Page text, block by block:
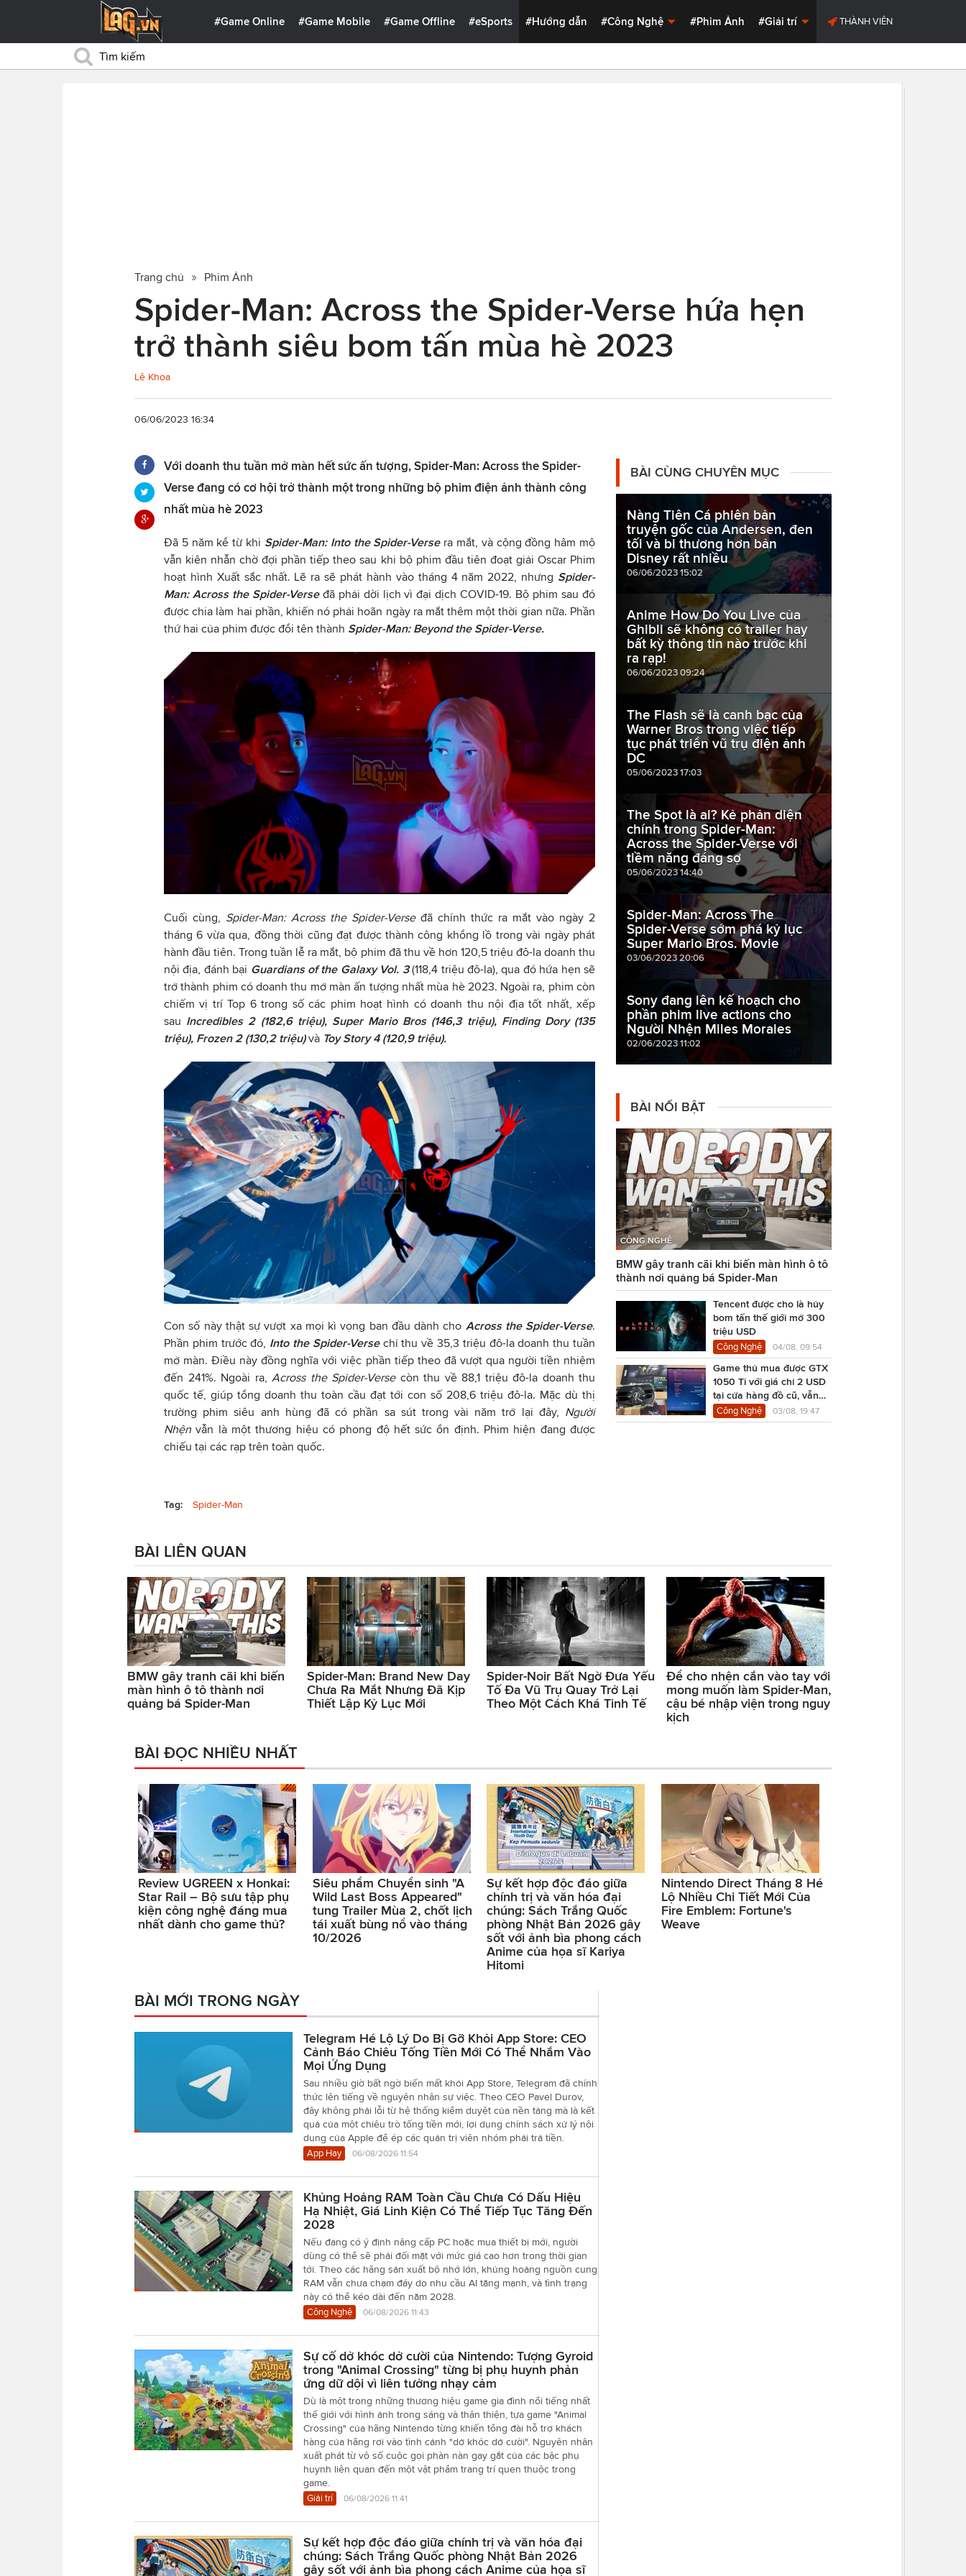
#Game Online #Game Mobile #Game Offline #eSports #Hướng dẫn #Công Nghệ #Phim Ảnh #Giải trí THÀNH VIÊN
Trang chủ Phim Ảnh
Spider-Man: Across the Spider-Verse hứa hẹn
trở thành siêu bom tấn mùa hè 2023
Lê Khoa
06/06/2023 16:34
Với doanh thu tuần mở màn hết sức ấn tượng, Spider-Man: Across the Spider-
Verse đang có cơ hội trở thành một trong những bộ phim điện ảnh thành công
nhất mùa hè 2023
Đã 5 năm kể từ khi Spider-Man: Into the Spider-Verse ra mắt, và cộng đồng hâm mộ
vẫn kiên nhẫn chờ đợi phần tiếp theo sau khi bộ phim đầu tiên đoạt giải Oscar Phim
hoạt hình Xuất sắc nhất. Lẽ ra sẽ phát hành vào tháng 4 năm 2022, nhưng Spider-
Man: Across the Spider-Verseđã phải dời lịch vì đại dịch COVID-19. Bộ phim sau đó
được chia làm hai phần, khiến nó phải hoãn ngày ra mắt thêm một thời gian nữa. Phần
thứ hai của phim được đổi tên thành Spider-Man: Beyond the Spider-Verse.
Cuối cùng, Spider-Man: Across the Spider-Verseđã chính thức ra mắt vào ngày 2
tháng 6 vừa qua, đồng thời cũng đạt được thành công khổng lồ trong vài ngày phát
hành đầu tiên. Trong tuần lễ ra mắt, bộ phim đã thu về hơn 120,5 triệu đô-la doanh thu
nội địa, đánh bại Guardians of the Galaxy Vol. 3(118,4 triệu đô-la), qua đó hứa hẹn sẽ
trở thành phim có doanh thu mở màn ấn tượng nhất mùa hè 2023. Ngoài ra, phim còn
chiếm vị trí Top 6 trong số các phim hoạt hình có doanh thu nội địa tốt nhất, xếp
sau Incredibles 2 (182,6 triệu), Super Mario Bros (146,3 triệu), Finding Dory (135
triệu), Frozen 2 (130,2 triệu)và Toy Story 4 (120,9 triệu).
Con số này thật sự vượt xa mọi kì vọng ban đầu dành cho Across the Spider-Verse.
Phần phim trước đó, Into the Spider-Versechỉ thu về 35,3 triệu đô-la doanh thu tuần
mở màn. Điều này đồng nghĩa với việc phần tiếp theo đã vượt qua người tiền nhiệm
đến 241%. Ngoài ra, Across the Spider-Verse còn thu về 88,1 triệu đô-la doanh thu
quốc tế, giúp tổng doanh thu toàn cầu đạt tới con số 208,6 triệu đô-la. Mặc dù thị
trường phim siêu anh hùng đã có phần sa sút trong vài năm trở lại đây, Người
Nhệnvẫn là một thương hiệu có phong độ hết sức ổn định. Phim hiện đang được
chiếu tại các rạp trên toàn quốc.
Tag: Spider-Man
BÀI CÙNG CHUYÊN MỤC
Nàng Tiên Cá phiên bản
truyện gốc của Andersen, đen
tối và bi thương hơn bản
Disney rất nhiều
06/06/2023 15:02
Anime How Do You Live của
Ghibli sẽ không có trailer hay
bất kỳ thông tin nào trước khi
ra rạp!
06/06/2023 09:24
The Flash sẽ là canh bạc của
Warner Bros trong việc tiếp
tục phát triển vũ trụ điện ảnh
DC
05/06/2023 17:03
The Spot là ai? Kẻ phản diện
chính trong Spider-Man:
Across the Spider-Verse với
tiềm năng đáng sợ
05/06/2023 14:40
Spider-Man: Across The
Spider-Verse sớm phá kỷ lục
Super Mario Bros. Movie
03/06/2023 20:06
Sony đang lên kế hoạch cho
phần phim live actions cho
Người Nhện Miles Morales
02/06/2023 11:02
BÀI NỔI BẬT
CÔNG NGHỆ
BMW gây tranh cãi khi biến màn hình ô tô
thành nơi quảng bá Spider-Man
Tencent được cho là hủy
bom tấn thế giới mở 300
triệu USD
Công Nghệ 04/08, 09:54
Game thủ mua được GTX
1050 Ti với giá chỉ 2 USD
tại cửa hàng đồ cũ, vẫn
chạy Cyberpunk 2077
Công Nghệ 03/08, 19:47
BÀI LIÊN QUAN
BMW gây tranh cãi khi biến
màn hình ô tô thành nơi
quảng bá Spider-Man
Spider-Man: Brand New Day
Chưa Ra Mắt Nhưng Đã Kịp
Thiết Lập Kỷ Lục Mới
Spider-Noir Bất Ngờ Đưa Yếu
Tố Đa Vũ Trụ Quay Trở Lại
Theo Một Cách Khá Tinh Tế
Để cho nhện cắn vào tay với
mong muốn làm Spider-Man,
cậu bé nhập viện trong nguy
kịch
BÀI ĐỌC NHIỀU NHẤT
Review UGREEN x Honkai:
Star Rail – Bộ sưu tập phụ
kiện công nghệ đáng mua
nhất dành cho game thủ?
Siêu phẩm Chuyển sinh "A
Wild Last Boss Appeared"
tung Trailer Mùa 2, chốt lịch
tái xuất bùng nổ vào tháng
10/2026
Sự kết hợp độc đáo giữa
chính trị và văn hóa đại
chúng: Sách Trắng Quốc
phòng Nhật Bản 2026 gây
sốt với ảnh bìa phong cách
Anime của họa sĩ Kariya
Hitomi
Nintendo Direct Tháng 8 Hé
Lộ Nhiều Chi Tiết Mới Của
Fire Emblem: Fortune's
Weave
BÀI MỚI TRONG NGÀY
Telegram Hé Lộ Lý Do Bị Gỡ Khỏi App Store: CEO
Cảnh Báo Chiêu Tống Tiền Mới Có Thể Nhắm Vào
Mọi Ứng Dụng
Sau nhiều giờ bất ngờ biến mất khỏi App Store, Telegram đã chính
thức lên tiếng về nguyên nhân sự việc. Theo CEO Pavel Durov,
đây không phải lỗi từ hệ thống kiểm duyệt của nền tảng mà là kết
quả của một chiêu trò tống tiền mới, lợi dụng chính sách xử lý nội
dung của Apple để ép các quản trị viên nhóm phải trả tiền.
App Hay
06/08/2026 11:54
Khủng Hoảng RAM Toàn Cầu Chưa Có Dấu Hiệu
Hạ Nhiệt, Giá Linh Kiện Có Thể Tiếp Tục Tăng Đến
2028
Nếu đang có ý định nâng cấp PC hoặc mua thiết bị mới, người
dùng có thể sẽ phải đối mặt với mức giá cao hơn trong thời gian
tới. Theo các hãng sản xuất bộ nhớ lớn, khủng hoảng nguồn cung
RAM vẫn chưa chạm đáy do nhu cầu AI tăng mạnh, và tình trạng
này có thể kéo dài đến năm 2028.
Công Nghệ
06/08/2026 11:43
Sự cố dở khóc dở cười của Nintendo: Tượng Gyroid
trong "Animal Crossing" từng bị phụ huynh phản
ứng dữ dội vì liên tưởng nhạy cảm
Dù là một trong những thương hiệu game gia đình nổi tiếng nhất
thế giới với hình ảnh trong sáng và thân thiện, tựa game "Animal
Crossing" của hãng Nintendo từng khiến tổng đài hỗ trợ khách
hàng của hãng rơi vào tình cảnh "dở khóc dở cười". Nguyên nhân
xuất phát từ vô số cuộc gọi phàn nàn gay gắt của các bậc phụ
huynh liên quan đến một vật phẩm trang trí quen thuộc trong
game.
Giải trí
06/08/2026 11:41
Sự kết hợp độc đáo giữa chính trị và văn hóa đại
chúng: Sách Trắng Quốc phòng Nhật Bản 2026
gây sốt với ảnh bìa phong cách Anime của họa sĩ